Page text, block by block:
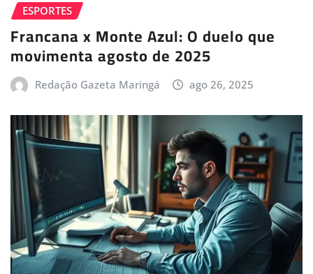
ESPORTES
Francana x Monte Azul: O duelo que
movimenta agosto de 2025
Redação Gazeta Maringá ago 26, 2025